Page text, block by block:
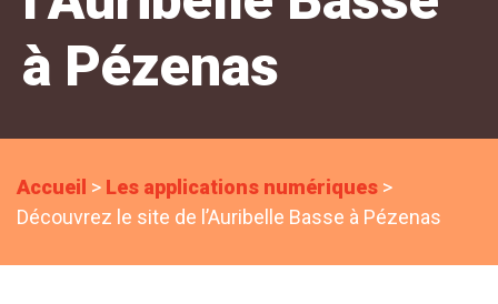
à Pézenas
Accueil > Les applications numériques >
Découvrez le site de l’Auribelle Basse à Pézenas